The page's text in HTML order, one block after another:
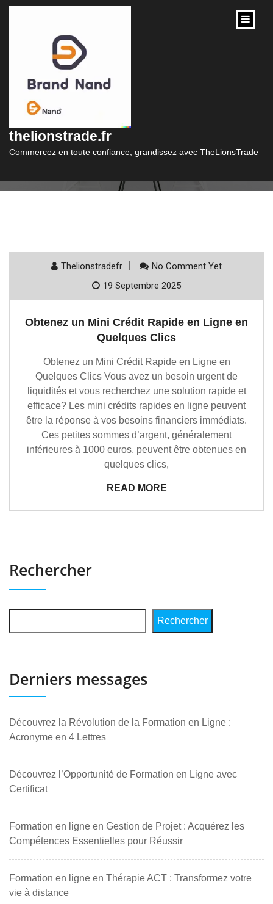
content
thelionstrade.fr
Commercez en toute confiance, grandissez avec TheLionsTrade
Thelionstradefr
No Comment Yet
19 Septembre 2025
Obtenez un Mini Crédit Rapide en Ligne en
Quelques Clics
Obtenez un Mini Crédit Rapide en Ligne en
Quelques Clics Vous avez un besoin urgent de
liquidités et vous recherchez une solution rapide et
efficace? Les mini crédits rapides en ligne peuvent
être la réponse à vos besoins financiers immédiats.
Ces petites sommes d’argent, généralement
inférieures à 1000 euros, peuvent être obtenues en
quelques clics,
READ MORE
Rechercher
Rechercher
Derniers messages
Découvrez la Révolution de la Formation en Ligne :
Acronyme en 4 Lettres
Découvrez l’Opportunité de Formation en Ligne avec
Certificat
Formation en ligne en Gestion de Projet : Acquérez les
Compétences Essentielles pour Réussir
Formation en ligne en Thérapie ACT : Transformez votre
vie à distance